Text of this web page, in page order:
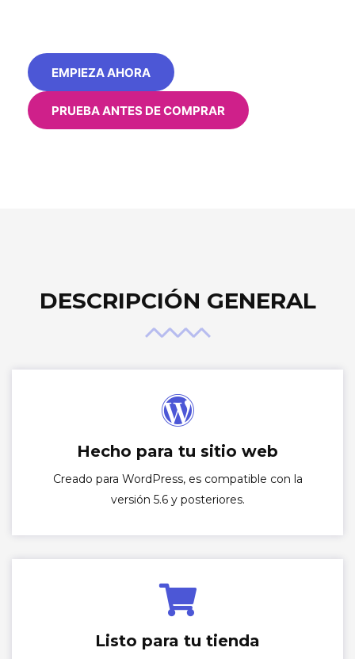
EMPIEZA AHORA
PRUEBA ANTES DE COMPRAR
DESCRIPCIÓN GENERAL
Hecho para tu sitio web
Creado para WordPress, es compatible con la
versión 5.6 y posteriores.
Listo para tu tienda